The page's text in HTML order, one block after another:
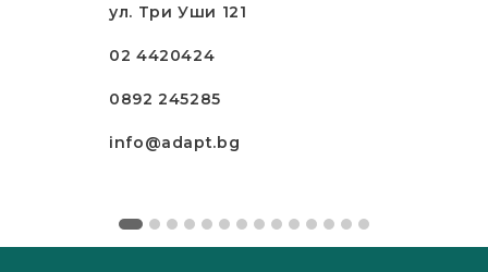
ул. Три Уши 121
02 4420424
0892 245285
info@adapt.bg